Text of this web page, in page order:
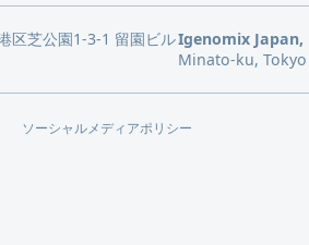
区芝公園1-3-1 留園ビルIgenomix Japan,
Minato-ku, Tokyo
ソーシャルメディアポリシー